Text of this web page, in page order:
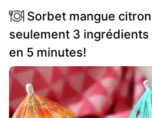
Sorbet mangue
seulement 3
en 5 minutes!